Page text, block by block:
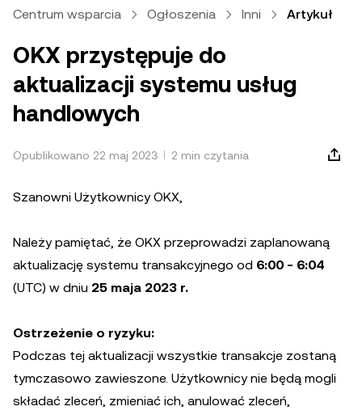
Centrum wsparcia Ogłoszenia Inni Artykuł
OKX przystępuje do
aktualizacji systemu usług
handlowych
Opublikowano 22 maj 2023 2 min czytania
Szanowni Użytkownicy OKX,
Należy pamiętać, że OKX przeprowadzi zaplanowaną
aktualizację systemu transakcyjnego od 6:00 - 6:04
(UTC) w dniu 25 maja 2023 r.
Ostrzeżenie o ryzyku:
Podczas tej aktualizacji wszystkie transakcje zostaną
tymczasowo zawieszone. Użytkownicy nie będą mogli
składać zleceń, zmieniać ich, anulować zleceń,